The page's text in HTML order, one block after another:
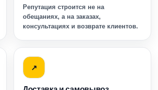
Репутация строится не на
обещаниях, а на заказах,
консультациях и возврате клиентов.
↗